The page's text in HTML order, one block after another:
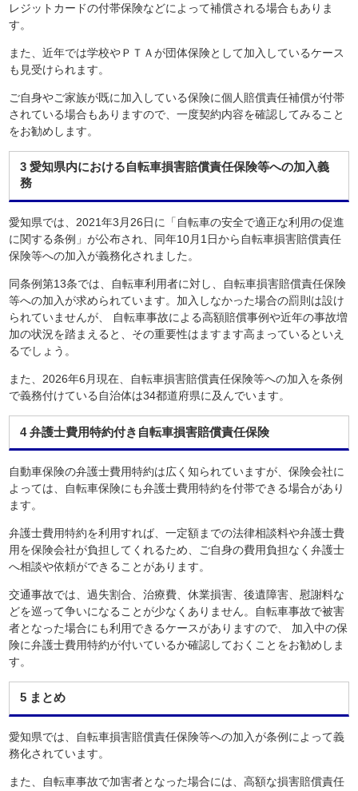
レジットカードの付帯保険などによって補償される場合もありま
す。
また、近年では学校やＰＴＡが団体保険として加入しているケース
も見受けられます。
ご自身やご家族が既に加入している保険に個人賠償責任補償が付帯
されている場合もありますので、一度契約内容を確認してみること
をお勧めします。
3 愛知県内における自転車損害賠償責任保険等への加入義
務
愛知県では、2021年3月26日に「自転車の安全で適正な利用の促進
に関する条例」が公布され、同年10月1日から自転車損害賠償責任
保険等への加入が義務化されました。
同条例第13条では、自転車利用者に対し、自転車損害賠償責任保険
等への加入が求められています。加入しなかった場合の罰則は設け
られていませんが、 自転車事故による高額賠償事例や近年の事故増
加の状況を踏まえると、その重要性はますます高まっているといえ
るでしょう。
また、2026年6月現在、自転車損害賠償責任保険等への加入を条例
で義務付けている自治体は34都道府県に及んでいます。
4 弁護士費用特約付き自転車損害賠償責任保険
自動車保険の弁護士費用特約は広く知られていますが、保険会社に
よっては、自転車保険にも弁護士費用特約を付帯できる場合があり
ます。
弁護士費用特約を利用すれば、一定額までの法律相談料や弁護士費
用を保険会社が負担してくれるため、ご自身の費用負担なく弁護士
へ相談や依頼ができることがあります。
交通事故では、過失割合、治療費、休業損害、後遺障害、慰謝料な
どを巡って争いになることが少なくありません。自転車事故で被害
者となった場合にも利用できるケースがありますので、 加入中の保
険に弁護士費用特約が付いているか確認しておくことをお勧めしま
す。
5 まとめ
愛知県では、自転車損害賠償責任保険等への加入が条例によって義
務化されています。
また、自転車事故で加害者となった場合には、高額な損害賠償責任